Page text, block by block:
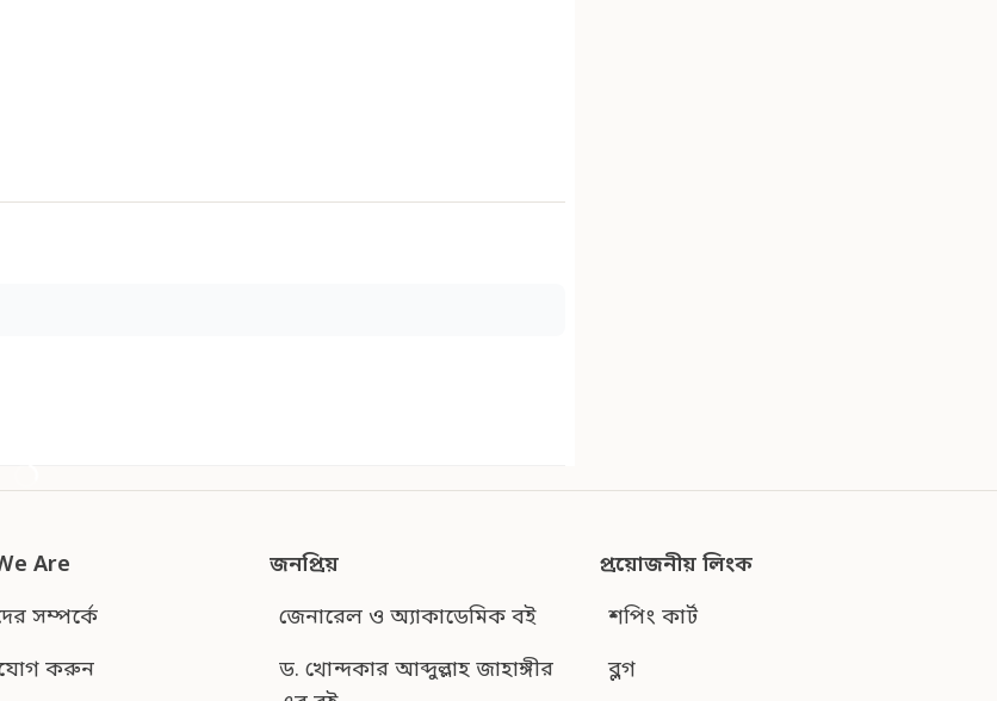
Are
সম্পর্কে
করুন
জনপ্রিয়
জেনারেল ও অ্যাকাডেমিক বই
ড. খোন্দকার আব্দুল্লাহ জাহাঙ্গীর
প্রয়োজনীয় লিংক
শপিং কার্ট
ব্লগ